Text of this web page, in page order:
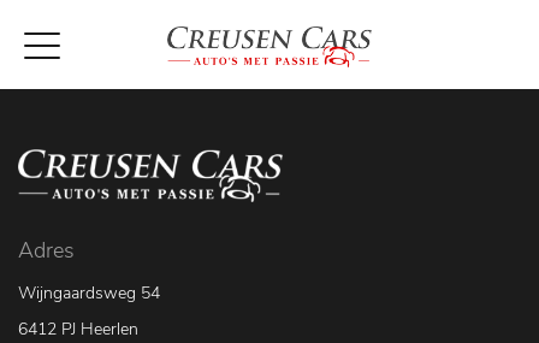
Adres
Wijngaardsweg 54
6412 PJ Heerlen